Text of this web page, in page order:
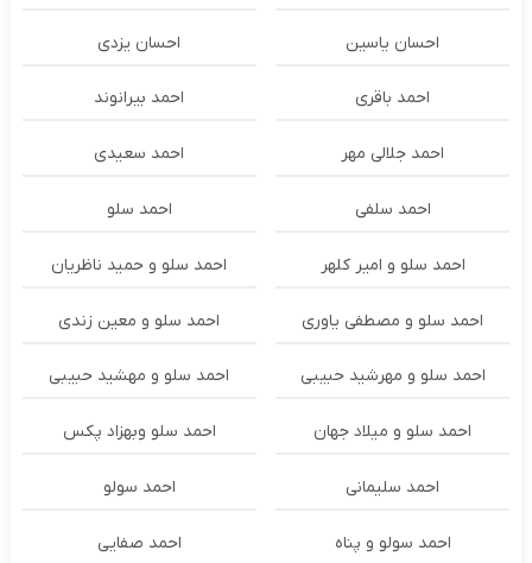
احسان یاسین احسان یزدی
احمد باقری احمد بیرانوند
احمد جلالی مهر احمد سعیدی
احمد سلفی احمد سلو
احمد سلو و امیر کلهر احمد سلو و حمید ناظریان
احمد سلو و مصطفی یاوری احمد سلو و معین زندی
احمد سلو و مهرشید حبیبی احمد سلو و مهشید حبیبی
احمد سلو و میلاد جهان احمد سلو وبهزاد پکس
احمد سلیمانی احمد سولو
احمد سولو و پناه احمد صفایی